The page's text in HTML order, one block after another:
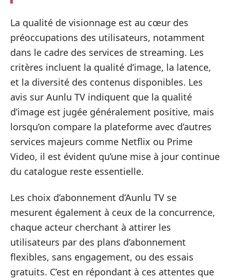
La qualité de visionnage est au cœur des
préoccupations des utilisateurs, notamment
dans le cadre des services de streaming. Les
critères incluent la qualité d’image, la latence,
et la diversité des contenus disponibles. Les
avis sur Aunlu TV indiquent que la qualité
d’image est jugée généralement positive, mais
lorsqu’on compare la plateforme avec d’autres
services majeurs comme Netflix ou Prime
Video, il est évident qu’une mise à jour continue
du catalogue reste essentielle.
Les choix d’abonnement d’Aunlu TV se
mesurent également à ceux de la concurrence,
chaque acteur cherchant à attirer les
utilisateurs par des plans d’abonnement
flexibles, sans engagement, ou des essais
gratuits. C’est en répondant à ces attentes que